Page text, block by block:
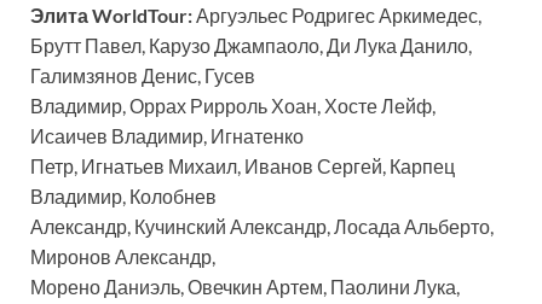
Элита WorldTour:Аргуэльес Родригес Аркимедес,
Брутт Павел, Карузо Джампаоло, Ди Лука Данило,
Галимзянов Денис, Гусев
Владимир, Оррах Рирроль Хоан, Хосте Лейф,
Исаичев Владимир, Игнатенко
Петр, Игнатьев Михаил, Иванов Сергей, Карпец
Владимир, Колобнев
Александр, Кучинский Александр, Лосада Альберто,
Миронов Александр,
Морено Даниэль, Овечкин Артем, Паолини Лука,